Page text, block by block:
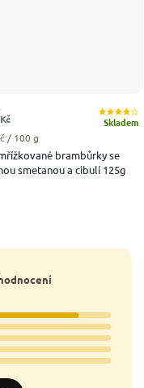
brambůrky se
smetanou a cibulí 125g
Skladem
Kč
/ 100 g